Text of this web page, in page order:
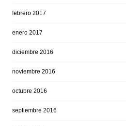
febrero 2017
enero 2017
diciembre 2016
noviembre 2016
octubre 2016
septiembre 2016